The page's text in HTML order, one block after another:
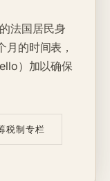
法国居民身
的时间表，
）加以确保
税制专栏